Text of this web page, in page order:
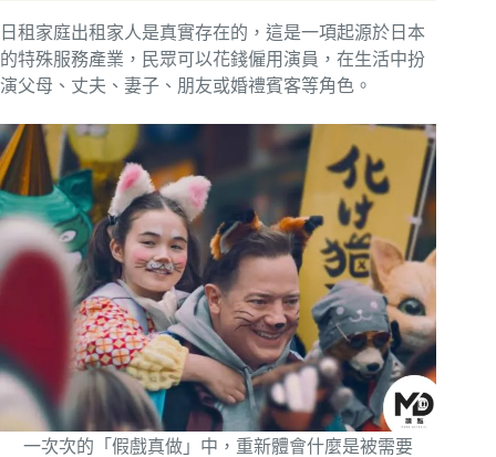
日租家庭出租家人是真實存在的，這是一項起源於日本
的特殊服務產業，民眾可以花錢僱用演員，在生活中扮
演父母、丈夫、妻子、朋友或婚禮賓客等角色。
一次次的「假戲真做」中，重新體會什麼是被需要